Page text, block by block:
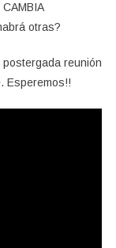
otras?
reunión
Esperemos!!